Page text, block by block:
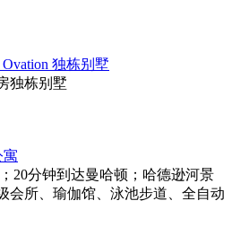
独栋别墅
独栋别墅
寓
20分钟到达曼哈顿；哈德逊河景
会所、瑜伽馆、泳池步道、全自动